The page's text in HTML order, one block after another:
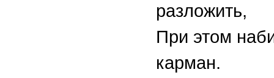
разложить,
При этом
карман.